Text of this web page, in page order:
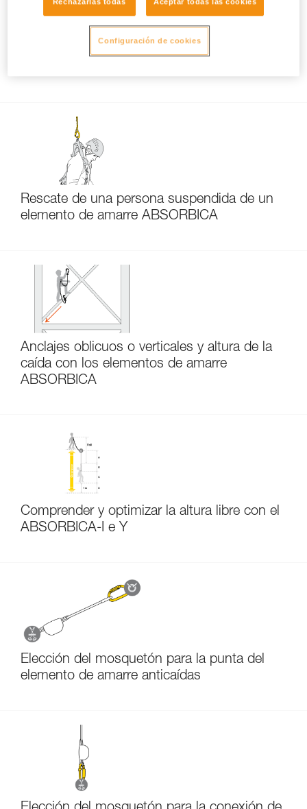
Rescate de una persona suspendida de un
elemento de amarre ABSORBICA
Anclajes oblicuos o verticales y altura de la
caída con los elementos de amarre
ABSORBICA
Comprender y optimizar la altura libre con el
ABSORBICA-I e Y
Elección del mosquetón para la punta del
elemento de amarre anticaídas
Configuración de cookies